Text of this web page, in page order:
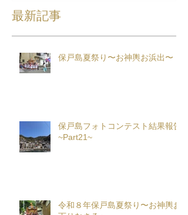
最新記事
保戸島夏祭り〜お神輿お浜出〜
保戸島フォトコンテスト結果報告
~Part21~
令和８年保戸島夏祭り〜お神輿お